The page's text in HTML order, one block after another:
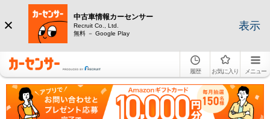
中古車情報カーセンサー
Recruit Co., Ltd.
無料 － Google Play
表示
履歴 お気に入り メニュー